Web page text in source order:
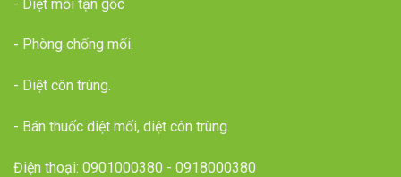
- Diệt mối tận gốc
- Phòng chống mối.
- Diệt côn trùng.
- Bán thuốc diệt mối, diệt côn trùng.
Điện thoại: 0901000380 - 0918000380